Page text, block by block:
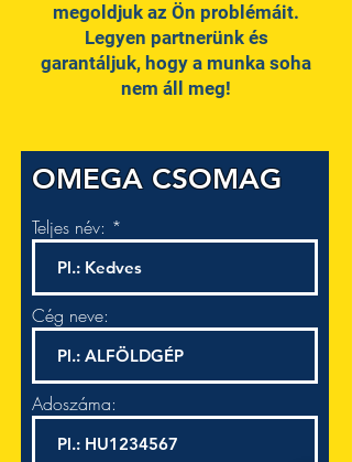
megoldjuk az Ön problémáit.
Legyen partnerünk és
garantáljuk, hogy a munka soha
nem áll meg!
OMEGA CSOMAG
Teljes név:
Cég neve:
Adoszáma: